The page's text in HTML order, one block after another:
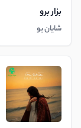
بزار برو
شایان یو